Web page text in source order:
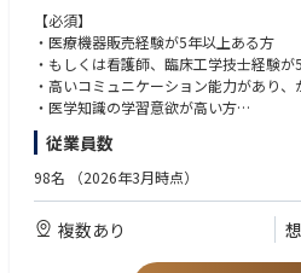
【必須】
・医療機器販売経験が5年以上ある方
・もしくは看護師、臨床工学技士経験
・高いコミュニケーション能力があり
・医学知識の学習意欲が高い方
・Office（Word、Excel、PowerPoint）
・普通自動車第1種免許保持 （ペーパー
方）
【尚可】
・急性期領域、呼吸関連商材に関する経
・医療機器メーカーでの営業経験
従業員数
98名 （2026年3月時点）
複数あり